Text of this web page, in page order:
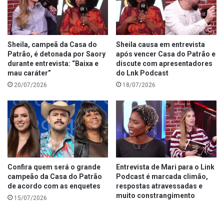
Sheila, campeã da Casa do
Patrão, é detonada por Saory
durante entrevista: “Baixa e
mau caráter”
20/07/2026
Sheila causa em entrevista
após vencer Casa do Patrão e
discute com apresentadores
do Lnk Podcast
18/07/2026
Confira quem será o grande
campeão da Casa do Patrão
de acordo com as enquetes
15/07/2026
Entrevista de Mari para o Link
Podcast é marcada climão,
respostas atravessadas e
muito constrangimento